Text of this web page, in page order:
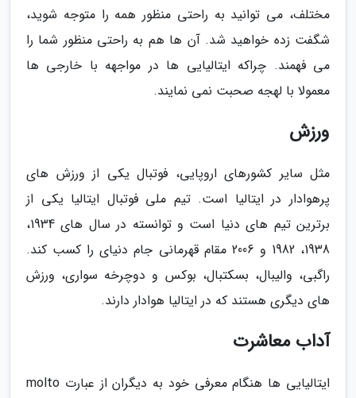
مختلف، می توانید به راحتی منظور همه را متوجه شوید،
شگفت زده خواهید شد. آن ها هم به راحتی منظور شما را
می فهمند. چراکه ایتالیایی ها در مواجهه با خارجی ها
معمولا با لهجه صحبت نمی نمایند.
ورزش
مثل سایر کشورهای اروپایی، فوتبال یکی از ورزش های
پرهوادار در ایتالیا است. تیم ملی فوتبال ایتالیا یکی از
برترین تیم های دنیا است و توانسته در سال های 1934،
1938، 1982 و 2006 مقام قهرمانی جام دنیای را کسب کند.
راگبی، والیبال، بسکتبال، بوکس و دوچرخه سواری، ورزش
های دیگری هستند که در ایتالیا هوادار دارند.
آداب معاشرت
ایتالیایی ها هنگام معرفی خود به دیگران از عبارت molto